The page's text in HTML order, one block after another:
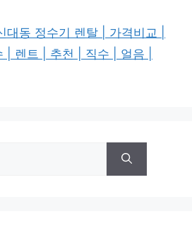
대동 정수기 렌탈 | 가격비교 |
| 렌트 | 추천 | 직수 | 얼음 |